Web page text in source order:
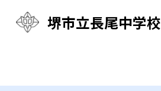
堺市立長尾中学校